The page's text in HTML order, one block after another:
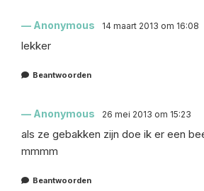
Anonymous 14 maart 2013 om 16:08
lekker
Beantwoorden
Anonymous 26 mei 2013 om 15:23
als ze gebakken zijn doe ik er een
mmmm
Beantwoorden